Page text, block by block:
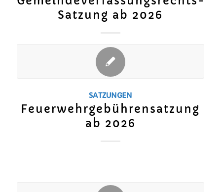
Satzung ab 2026
SATZUNGEN
Feuerwehrgebührensatzung
ab 2026